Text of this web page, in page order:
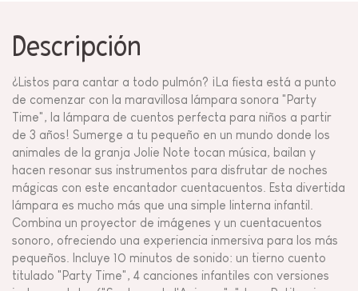
Descripción
¿Listos para cantar a todo pulmón? ¡La fiesta está a punto
de comenzar con la maravillosa lámpara sonora "Party
Time", la lámpara de cuentos perfecta para niños a partir
de 3 años! Sumerge a tu pequeño en un mundo donde los
animales de la granja Jolie Note tocan música, bailan y
hacen resonar sus instrumentos para disfrutar de noches
mágicas con este encantador cuentacuentos. Esta divertida
lámpara es mucho más que una simple linterna infantil.
Combina un proyector de imágenes y un cuentacuentos
sonoro, ofreciendo una experiencia inmersiva para los más
pequeños. Incluye 10 minutos de sonido: un tierno cuento
titulado "Party Time", 4 canciones infantiles con versiones